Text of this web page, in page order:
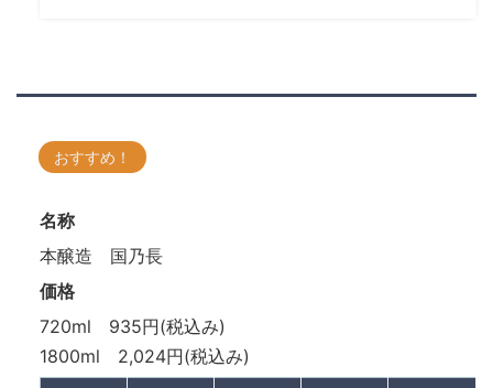
おすすめ！
名称
本醸造 国乃長
価格
720ml 935円(税込み)
1800ml 2,024円(税込み)